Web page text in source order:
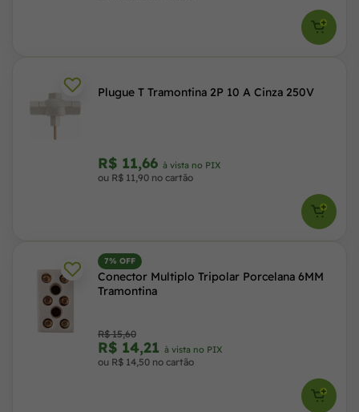
Plugue T Tramontina 2P 10 A Cinza 250V
R$ 11,66 à vista no PIX
ou R$ 11,90 no cartão
7% OFF
Conector Multiplo Tripolar Porcelana 6MM
Tramontina
R$ 15,60
R$ 14,21 à vista no PIX
ou R$ 14,50 no cartão